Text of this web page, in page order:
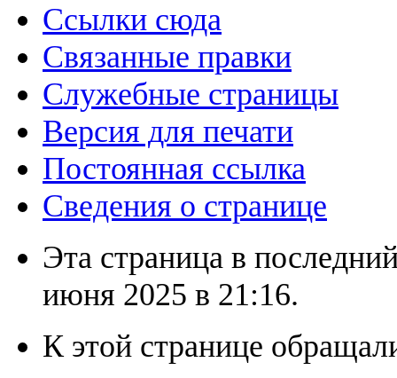
Ссылки сюда
Связанные правки
Служебные страницы
Версия для печати
Постоянная ссылка
Сведения о странице
Эта страница в
июня 2025 в 21:16.
К этой странице